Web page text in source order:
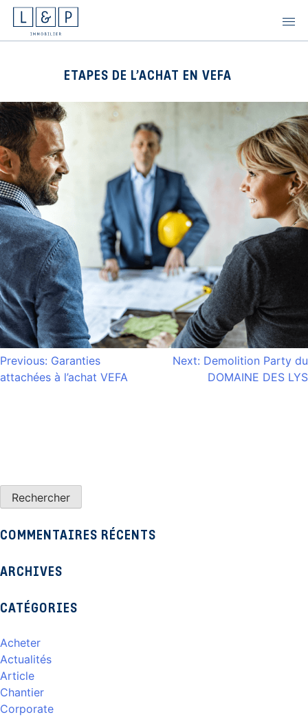
Skip
content
ETAPES DE L’ACHAT EN VEFA
NAVIGATION
DE
Previous: Garanties
attachées à l’achat VEFA
Next: Demolition Party du
DOMAINE DES LYS
COMMENTAIRES RÉCENTS
ARCHIVES
CATÉGORIES
Acheter
Actualités
Article
Chantier
Corporate